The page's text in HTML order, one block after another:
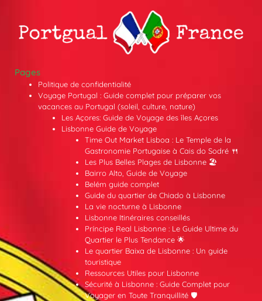
Pages
Politique de confidentialité
Voyage Portugal : Guide complet pour préparer vos
vacances au Portugal (soleil, culture, nature)
Les Açores: Guide de Voyage des îles Açores
Lisbonne Guide de Voyage
Time Out Market Lisboa : Le Temple de la
Gastronomie Portugaise à Cais do Sodré 🍴
Les Plus Belles Plages de Lisbonne 🏖️
Bairro Alto, Guide de Voyage
Belém guide complet
Guide du quartier de Chiado à Lisbonne
La vie nocturne à Lisbonne
Lisbonne Itinéraires conseillés
Príncipe Real Lisbonne : Le Guide Ultime du
Quartier le Plus Tendance 🌟
Le quartier Baixa de Lisbonne : Un guide
touristique
Ressources Utiles pour Lisbonne
Sécurité à Lisbonne : Guide Complet pour
Voyager en Toute Tranquillité 🛡️